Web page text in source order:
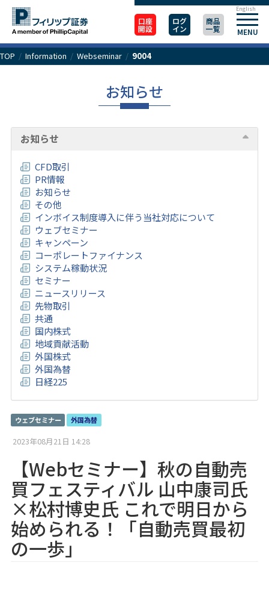
口座
開設
ログ
イン
商品
一覧 MENU
English
TOP / Information / Webseminar / 9004
お知らせ
お知らせ
CFD取引
PR情報
お知らせ
その他
インボイス制度導入に伴う当社対応について
ウェブセミナー
キャンペーン
コーポレートファイナンス
システム稼動状況
セミナー
ニュースリリース
先物取引
共通
国内株式
地域貢献活動
外国株式
外国為替
日経225
ウェブセミナー 外国為替
2023年08月21日 14:28
【Webセミナー】秋の自動売
買フェスティバル 山中康司氏
×松村博史氏 これで明日から
始められる！「自動売買最初
の一歩」